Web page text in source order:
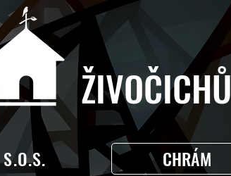
ŽIVOČICHŮ
S.O.S. CHRÁM